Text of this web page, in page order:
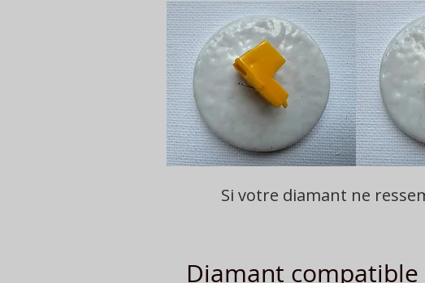
Si votre diamant ne
Diamant compatible